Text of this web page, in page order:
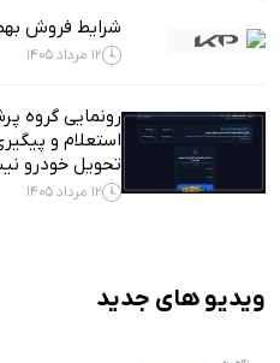
شرایط فروش بهمن
12 مرداد 1405
رونمایی گروه
استعلام و
تحویل خودرو
12 مرداد 1405
ویدیو های جدید